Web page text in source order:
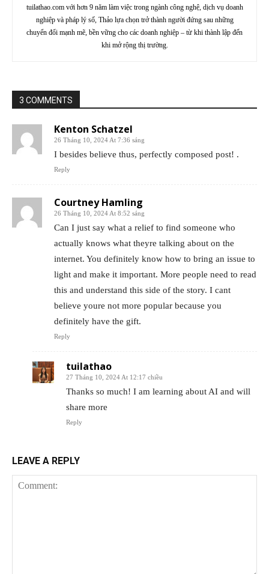
tuilathao.com với hơn 9 năm làm việc trong ngành công nghệ, dịch vụ doanh
nghiệp và pháp lý số, Thảo lựa chọn trở thành người đứng sau những
chuyển đổi mạnh mẽ, bền vững cho các doanh nghiệp – từ khi thành lập đến
khi mở rộng thị trường.
3 COMMENTS
Kenton Schatzel
26 Tháng 10, 2024 At 7:36 sáng
I besides believe thus, perfectly composed post! .
Reply
Courtney Hamling
26 Tháng 10, 2024 At 8:52 sáng
Can I just say what a relief to find someone who
actually knows what theyre talking about on the
internet. You definitely know how to bring an issue to
light and make it important. More people need to read
this and understand this side of the story. I cant
believe youre not more popular because you
definitely have the gift.
Reply
tuilathao
27 Tháng 10, 2024 At 12:17 chiều
Thanks so much! I am learning about AI and will
share more
Reply
LEAVE A REPLY